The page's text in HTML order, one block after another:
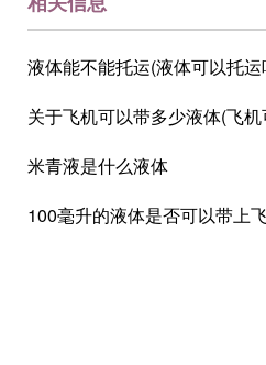
液体能不能托运(液体可以托运
关于飞机可以带多少液体(飞
米青液是什么液体
100毫升的液体是否可以带上